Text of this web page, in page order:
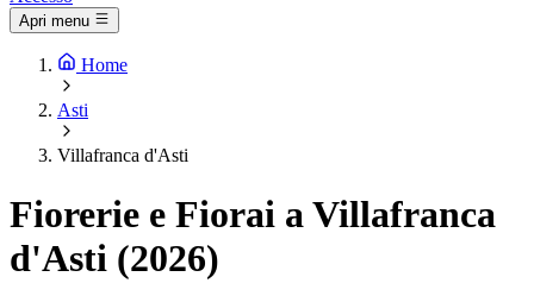
Apri menu
Home
Asti
Villafranca d'Asti
Fiorerie e Fiorai a Villafranca
d'Asti (2026)